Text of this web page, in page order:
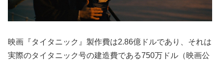
映画『タイタニック』製作費は2.86億ドルであり、それは
実際のタイタニック号の建造費である750万ドル（映画公